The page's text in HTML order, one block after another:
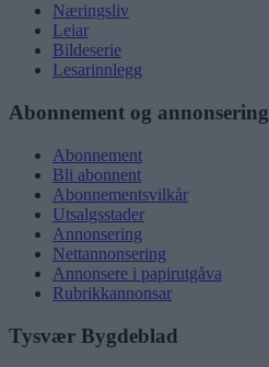
Næringsliv
Leiar
Bildeserie
Lesarinnlegg
Abonnement og annonsering
Abonnement
Bli abonnent
Abonnementsvilkår
Utsalgsstader
Annonsering
Nettannonsering
Annonsere i papirutgåva
Rubrikkannonsar
Tysvær Bygdeblad